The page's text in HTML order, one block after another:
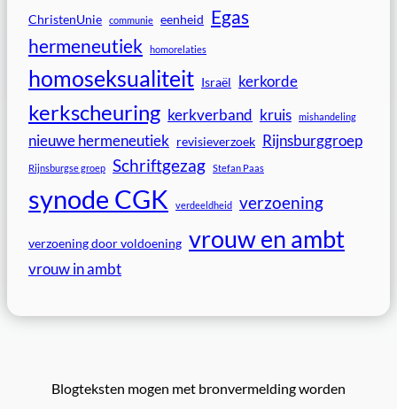
ChristenUnie communie eenheid Egas
hermeneutiek
homorelaties
homoseksualiteit Israël kerkorde
kerkscheuring kerkverband kruis mishandeling
nieuwe hermeneutiek revisieverzoek Rijnsburggroep
Rijnsburgse groep Schriftgezag Stefan Paas
synode CGK verdeeldheid verzoening
verzoening door voldoening vrouw en ambt
vrouw in ambt
Blogteksten mogen met bronvermelding worden